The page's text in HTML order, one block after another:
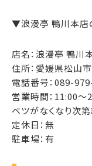
▼浪漫亭 鴨川本店
店名：浪漫亭 鴨川
住所：愛媛県松山
電話番号：089-
営業時間：11:00～
ベツがなくなり次
定休日：無
駐車場：有